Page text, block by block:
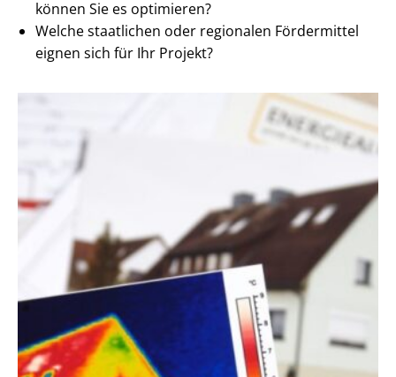
können Sie es optimieren?
Welche staatlichen oder regionalen Fördermittel
eignen sich für Ihr Projekt?